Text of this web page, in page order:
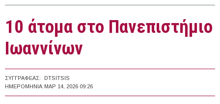
10 άτομα στο Πανεπιστήμιο
Ιωαννίνων
ΣΥΓΓΡΑΦΈΑΣ:
DTSITSIS
ΗΜΕΡΟΜΗΝΊΑ: ΜΑΡ 14, 2026 09:26